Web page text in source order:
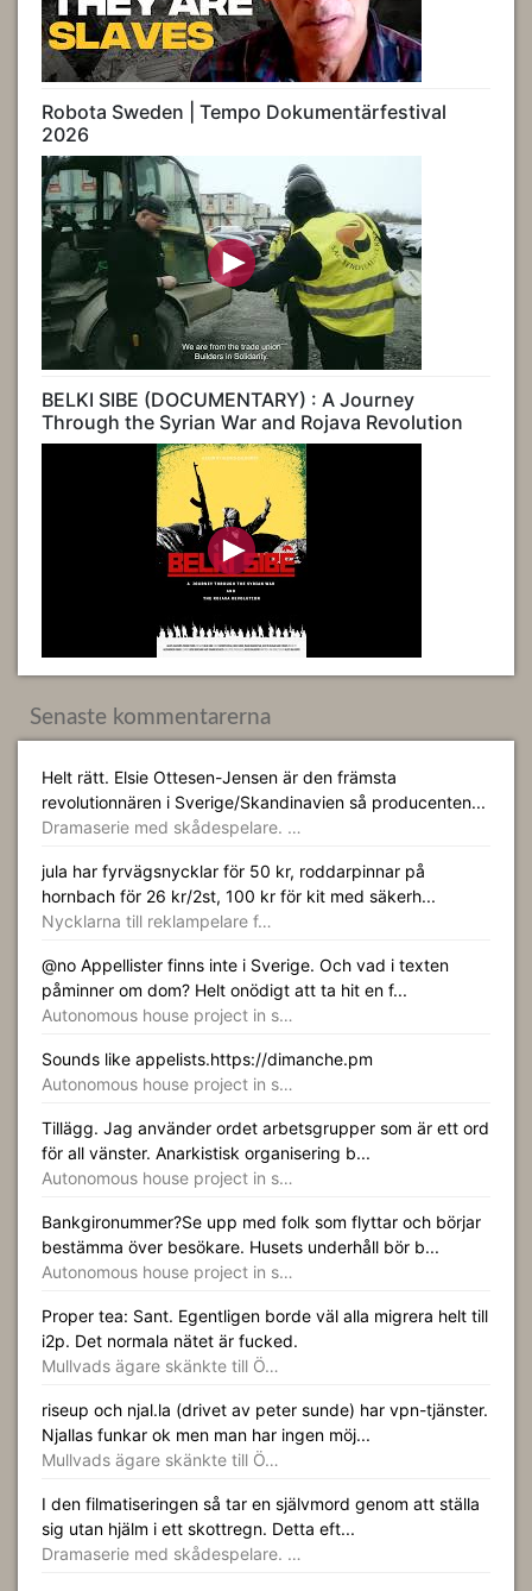
Robota Sweden | Tempo Dokumentärfestival
2026
BELKI SIBE (DOCUMENTARY) : A Journey
Through the Syrian War and Rojava Revolution
Senaste kommentarerna
Helt rätt. Elsie Ottesen-Jensen är den främsta
revolutionnären i Sverige/Skandinavien så producenten...
Dramaserie med skådespelare. …
jula har fyrvägsnycklar för 50 kr, roddarpinnar på
hornbach för 26 kr/2st, 100 kr för kit med säkerh...
Nycklarna till reklampelare f…
@no Appellister finns inte i Sverige. Och vad i texten
påminner om dom? Helt onödigt att ta hit en f...
Autonomous house project in s…
Sounds like appelists.https://dimanche.pm
Autonomous house project in s…
Tillägg. Jag använder ordet arbetsgrupper som är ett ord
för all vänster. Anarkistisk organisering b...
Autonomous house project in s…
Bankgironummer?Se upp med folk som flyttar och börjar
bestämma över besökare. Husets underhåll bör b...
Autonomous house project in s…
Proper tea: Sant. Egentligen borde väl alla migrera helt till
i2p. Det normala nätet är fucked.
Mullvads ägare skänkte till Ö…
riseup och njal.la (drivet av peter sunde) har vpn-tjänster.
Njallas funkar ok men man har ingen möj...
Mullvads ägare skänkte till Ö…
I den filmatiseringen så tar en självmord genom att ställa
sig utan hjälm i ett skottregn. Detta eft...
Dramaserie med skådespelare. …